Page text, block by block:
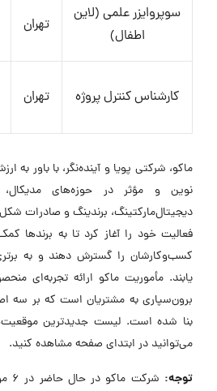
سوپروایزر علمی (لاین
اطفال)
تهران
کارشناس کنترل پروژه تهران
ماکو، شرکتی پویا و آینده‌نگر، با باور به
نوین و مؤثر در حوزه‌های مدیکال،
فعالیت خود را آغاز کرد تا به برندها
کسب‌وکارشان را گسترش دهند و به
یابند. مأموریت ماکو ارائه تجربه‌ای
برون‌سپاری به مشتریان است که بر سه
بنا شده است. لیست جدیدترین
می‌توانید در ابتدای صفحه مشاهده کنید.
توجه: